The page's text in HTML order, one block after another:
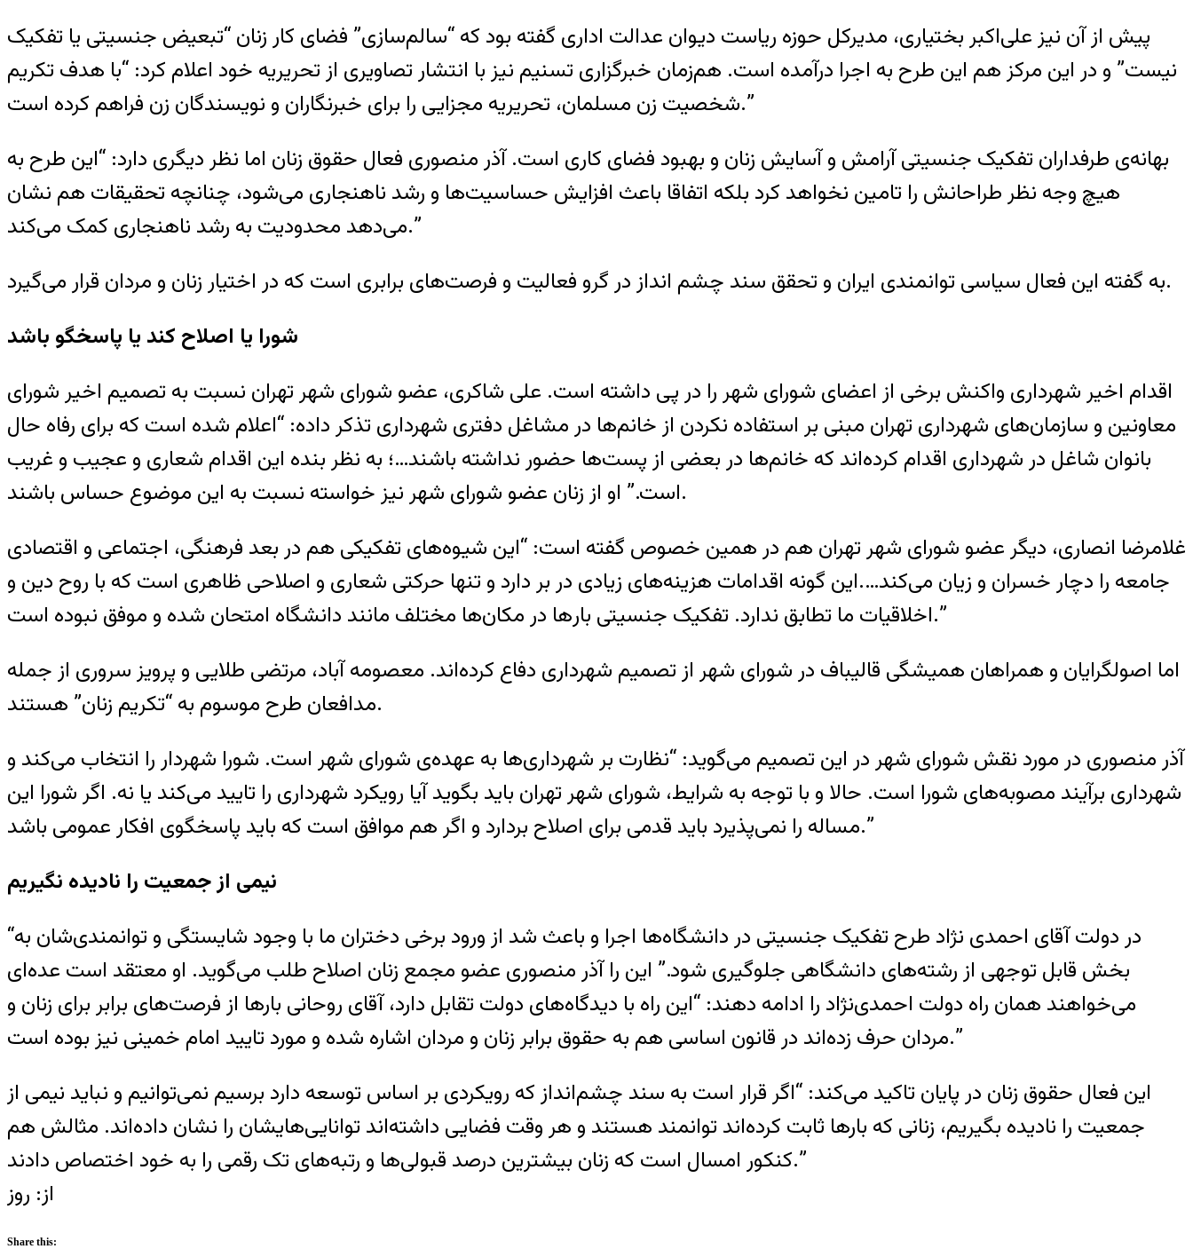
پیش از آن نیز علی‌اکبر بختیاری، مدیرکل حوزه ریاست دیوان عدالت اداری گفته بود که “سالم‌سازی” فضای کار زنان “تبعیض جنسیتی یا تفکیک
نیست” و در این مرکز هم این طرح به اجرا درآمده است. هم‌زمان خبرگزاری تسنیم نیز با انتشار تصاویری از تحریریه خود اعلام کرد: “با هدف تکریم
شخصیت زن مسلمان،‌ تحریریه مجزایی را برای خبرنگاران و نویسندگان زن فراهم کرده است.”
بهانه‌ی طرفداران تفکیک جنسیتی آرامش و آسایش زنان و بهبود فضای کاری است. آذر منصوری فعال حقوق زنان اما نظر دیگری دارد: “این طرح به
هیچ وجه نظر طراحانش را تامین نخواهد کرد بلکه اتفاقا باعث افزایش حساسیت‌ها و رشد ناهنجاری می‌شود، چنانچه تحقیقات هم نشان
می‌دهد محدودیت به رشد ناهنجاری کمک می‌کند.”
به گفته این فعال سیاسی توانمندی ایران و تحقق سند چشم انداز در گرو فعالیت و فرصت‌های برابری است که در اختیار زنان و مردان قرار می‌گیرد.
شورا یا اصلاح کند یا پاسخگو باشد
اقدام اخیر شهرداری واکنش برخی از اعضای شورای شهر را در پی داشته است. علی شاکری، عضو شورای شهر تهران نسبت به تصمیم اخیر شورای
معاونین و سازمان‌های شهرداری تهران مبنی بر استفاده نکردن از خانم‌ها در مشاغل دفتری شهرداری تذکر داده: “اعلام شده است که برای رفاه حال
بانوان شاغل در شهرداری اقدام کرده‌اند که خانم‌ها در بعضی از پست‌ها حضور نداشته باشند…؛ به نظر بنده این اقدام شعاری و عجیب و غریب
است.” او از زنان عضو شورای شهر نیز خواسته نسبت به این موضوع حساس باشند.
غلامرضا انصاری، دیگر عضو شورای شهر تهران هم در همین خصوص گفته است: “این شیوه‌های تفکیکی هم در بعد فرهنگی، اجتماعی و ‌اقتصادی
جامعه را دچار خسران و زیان می‌کند….این گونه اقدامات هزینه‌های زیادی در بر دارد و تنها حرکتی شعاری و اصلاحی ظاهری است که با روح دین و
اخلاقیات ما تطابق ندارد. تفکیک جنسیتی بار‌ها در مکان‌ها مختلف مانند دانشگاه امتحان شده و موفق نبوده است.”
اما اصولگرایان و همراهان همیشگی قالیباف در شورای شهر از تصمیم شهرداری دفاع کرده‌اند. معصومه آباد، مرتضی طلایی و پرویز سروری از جمله
مدافعان طرح موسوم به “تکریم زنان” هستند.
آذر منصوری در مورد نقش شورای شهر در این تصمیم می‌گوید: “نظارت بر شهرداری‌ها به عهده‌ی شورای شهر است. شورا شهردار را انتخاب می‌کند و
شهرداری برآیند مصوبه‌های شورا است. حالا و با توجه به شرایط، شورای شهر تهران باید بگوید آیا رویکرد شهرداری را تایید می‌کند یا نه. اگر شورا این
مساله را نمی‌پذیرد باید قدمی برای اصلاح بردارد و اگر هم موافق است که باید پاسخگوی افکار عمومی باشد.”
نیمی از جمعیت را نادیده نگیریم
“در دولت آقای احمدی نژاد طرح تفکیک جنسیتی در دانشگاه‌ها اجرا و باعث شد از ورود برخی دختران ما با وجود شایستگی و توانمندی‌شان به
بخش قابل توجهی از رشته‌های دانشگاهی جلوگیری شود.” این را آذر منصوری عضو مجمع زنان اصلاح طلب می‌گوید. او معتقد است عده‌ای
می‌خواهند همان راه دولت احمدی‌نژاد را ادامه دهند: “این راه با دیدگاه‌های دولت تقابل دارد، آقای روحانی بارها از فرصت‌های برابر برای زنان و
مردان حرف زده‌اند در قانون اساسی هم به حقوق برابر زنان و مردان اشاره شده و مورد تایید امام خمینی نیز بوده است.”
این فعال حقوق زنان در پایان تاکید می‌کند: “اگر قرار است به سند چشم‌انداز که رویکردی بر اساس توسعه دارد برسیم نمی‌توانیم و نباید نیمی از
جمعیت را نادیده بگیریم، زنانی که بارها ثابت کرده‌اند توانمند هستند و هر وقت فضایی داشته‌اند توانایی‌هایشان را نشان داده‌اند. مثالش هم
کنکور امسال است که زنان بیشترین درصد قبولی‌ها و رتبه‌های تک رقمی را به خود اختصاص دادند.”
از: روز
Share this: